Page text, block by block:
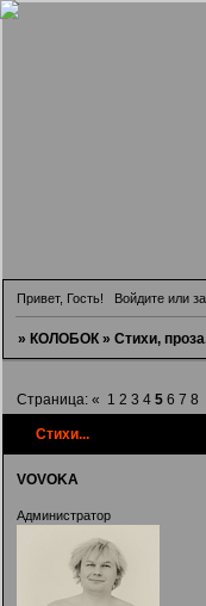
Привет, Гость! Войдитеили
»КОЛОБОК »Стихи,
Стихи...
Страница:« 1 2 3 4 5 6 7 8
VOVOKA
Администратор